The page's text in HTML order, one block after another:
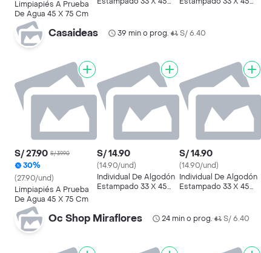
Limpiapiés A Prueba
De Agua 45 X 75 Cm
Casaideas 39 min o prog.• S/ 6.40
S/ 27.90 S/ 39.90
30%
(27.90/und)
Limpiapiés A Prueba
De Agua 45 X 75 Cm
S/ 14.90
(14.90/und)
Individual De Algodón
Estampado 33 X 45
S/ 14.90
(14.90/und)
Individual De Algodón
Estampado 33 X 45
Oc Shop Miraflores 24 min o prog.• S/ 6.40